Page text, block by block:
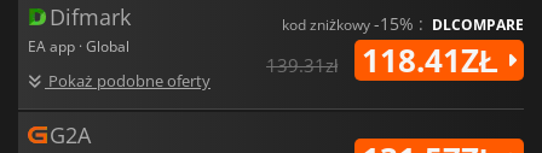
Difmark
EA app · Global
Pokaż podobne oferty
kod zniżkowy-15% : DLCOMPARE
139.31zł 118.41ZŁ
G2A